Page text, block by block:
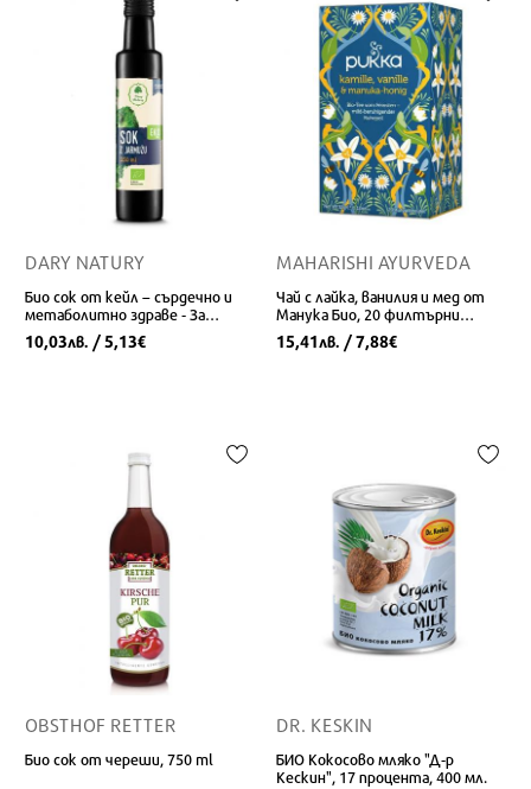
DARY NATURY
Био сок от кейл – сърдечно и
метаболитно здраве - За
добавяне към напитки, 250 ml
10,03лв. / 5,13€
MAHARISHI AYURVEDA
Чай с лайка, ванилия и мед от
Манука Био, 20 филтърни
пакетчета
15,41лв. / 7,88€
OBSTHOF RETTER
Био сок от череши, 750 ml
DR. KESKIN
БИО Кокосово мляко "Д-р
Кескин", 17 процента, 400 мл.